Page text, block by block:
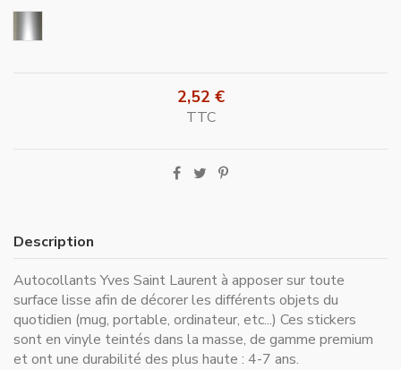
Argent
2,52 €
TTC
Description
Autocollants Yves Saint Laurent à apposer sur toute
surface lisse afin de décorer les différents objets du
quotidien (mug, portable, ordinateur, etc...) Ces stickers
sont en vinyle teintés dans la masse, de gamme premium
et ont une durabilité des plus haute : 4-7 ans.